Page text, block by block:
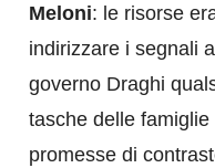
Meloni: le risorse
indirizzare i segnali
governo Draghi
tasche delle
promesse di